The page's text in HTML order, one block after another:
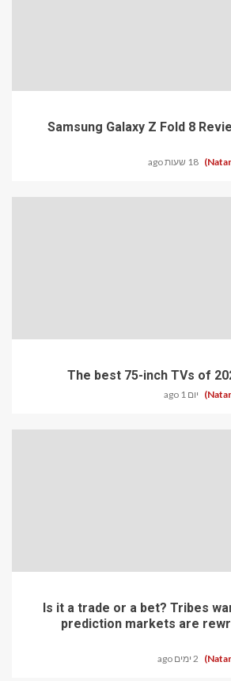
Samsung Galaxy Z Fold 8
18 שעות ago
The best 75-inch TVs of
יום 1 ago
Is it a trade or a bet? Tribes
prediction markets are
2 ימים ago